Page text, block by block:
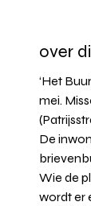
over
‘Het
mei.
De
Wie de
wordt er